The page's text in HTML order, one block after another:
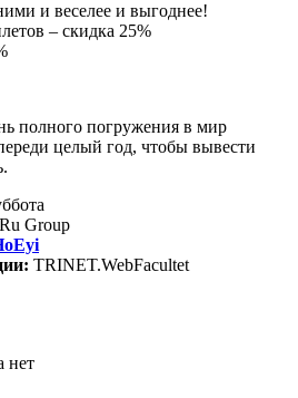
и веселее и выгоднее!
– скидка 25%
полного погружения в мир
целый год, чтобы вывести
Group
TRINET.WebFacultet
нет